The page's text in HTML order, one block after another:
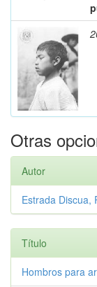
Otras
Autor
Estrada Discua,
Título
Hombros para